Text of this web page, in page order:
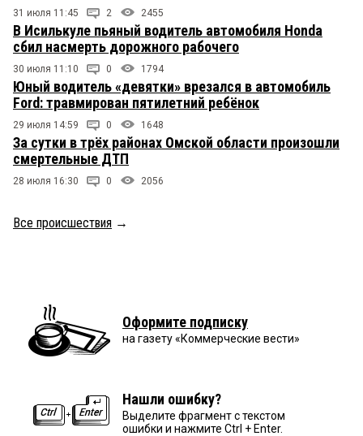
31 июля 11:45 2 2455
В Исилькуле пьяный водитель автомобиля Honda
сбил насмерть дорожного рабочего
30 июля 11:10 0 1794
Юный водитель «девятки» врезался в автомобиль
Ford: травмирован пятилетний ребёнок
29 июля 14:59 0 1648
За сутки в трёх районах Омской области произошли
смертельные ДТП
28 июля 16:30 0 2056
Все происшествия →
Оформите подписку
на газету «Коммерческие вести»
Нашли ошибку?
Выделите фрагмент с текстом
ошибки и нажмите Ctrl + Enter.